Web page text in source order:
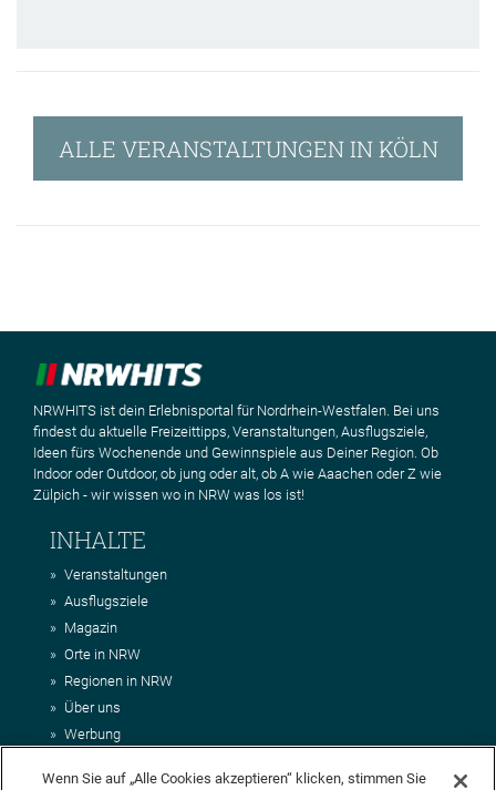
ALLE VERANSTALTUNGEN IN KÖLN
NRWHITS ist dein Erlebnisportal für Nordrhein-Westfalen. Bei uns
findest du aktuelle Freizeittipps, Veranstaltungen, Ausflugsziele,
Ideen fürs Wochenende und Gewinnspiele aus Deiner Region. Ob
Indoor oder Outdoor, ob jung oder alt, ob A wie Aaachen oder Z wie
Zülpich - wir wissen wo in NRW was los ist!
INHALTE
Veranstaltungen
Ausflugsziele
Magazin
Orte in NRW
Regionen in NRW
Über uns
Werbung
Impressum
Wenn Sie auf „Alle Cookies akzeptieren“ klicken, stimmen Sie